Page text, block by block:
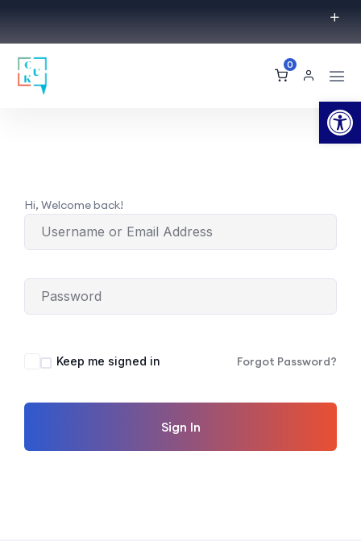
0
Hi, Welcome back!
Keep me signed in Forgot Password?
Sign In